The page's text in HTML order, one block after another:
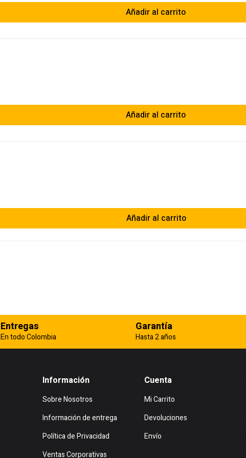
Añadir al carrito
Añadir al carrito
Añadir al carrito
Entregas
En todo Colombia
Garantía
Hasta 2 años
Información
Sobre Nosotros
Información de entrega
Política de Privacidad
Ventas Corporativas
Cuenta
Mi Carrito
Devoluciones
Envío